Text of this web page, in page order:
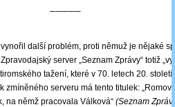
─────
další problém, proti němuž je nějaké
server „Seznam Zprávy“ totiž
tažení, které v 70. letech 20.
zmíněného serveru má tento titulek:
na němž pracovala Válková“ (Seznam